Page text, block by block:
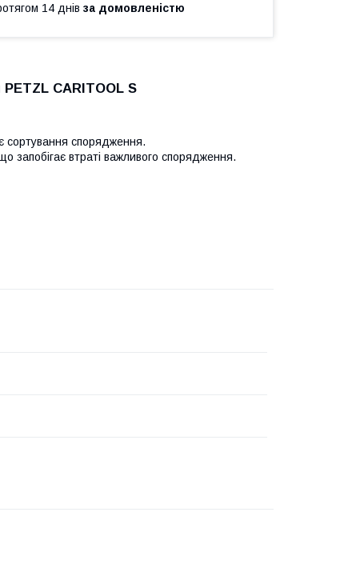
14 днів за домовленістю
CARITOOL S
сортування спорядження.
запобігає втраті важливого спорядження.